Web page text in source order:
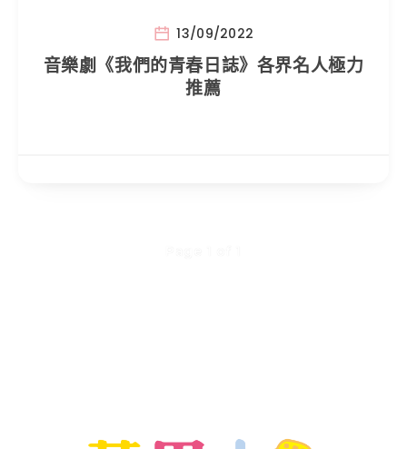
13/09/2022
音樂劇《我們的青春日誌》各界名人極力
推薦